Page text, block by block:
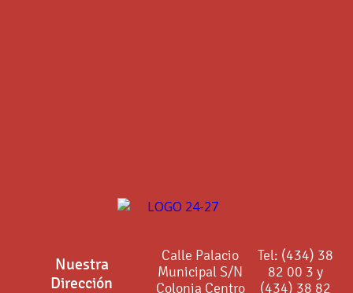
Nuestra
Dirección
Calle Palacio
Municipal S/N
Colonia Centro
Tel: (434) 38
82 00 3 y
(434) 38 82